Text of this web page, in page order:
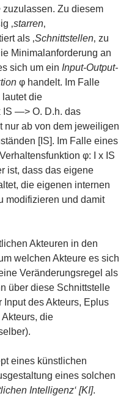
zuzulassen. Zu diesem
‚starren‚
als ‚Schnittstellen‚ zu
Minimalanforderung an
sich um ein Input-Output-
φ handelt. Im Falle
lautet die
IS —> O. D.h. das
nur ab von dem jeweiligen
[IS]. Im Falle eines
φ: I x IS
ist, dass das eigene
die eigenen internen
modifizieren und damit
Akteuren in den
welchen Akteure es sich
Veränderungsregel als
über diese Schnittstelle
des Akteurs, Eplus
die
eines künstlichen
eines solchen
Intelligenz‘ [KI].